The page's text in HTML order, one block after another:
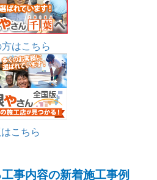
はこちら
こちら
事内容の新着施工事例